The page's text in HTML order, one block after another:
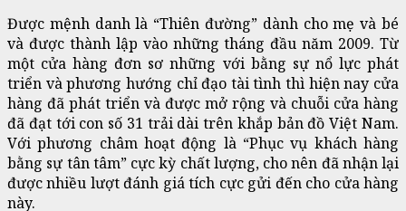
Được mệnh danh là “Thiên đường” dành cho mẹ và bé
và được thành lập vào những tháng đầu năm 2009. Từ
một cửa hàng đơn sơ những với bằng sự nổ lực phát
triển và phương hướng chỉ đạo tài tình thì hiện nay cửa
hàng đã phát triển và được mở rộng và chuỗi cửa hàng
đã đạt tới con số 31 trải dài trên khắp bản đồ Việt Nam.
Với phương châm hoạt động là “Phục vụ khách hàng
bằng sự tân tâm” cực kỳ chất lượng, cho nên đã nhận lại
được nhiều lượt đánh giá tích cực gửi đến cho cửa hàng
này.